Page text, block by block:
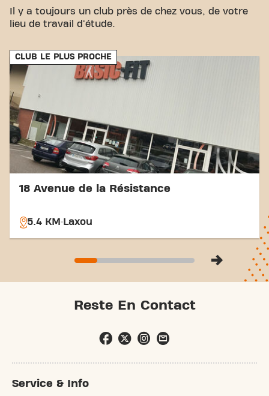
offrant des options de transport en commun
pratiques.
de transport accessibles, atteindre vos objectifs de
remise en forme n'a jamais été aussi simple. Venez
au Basic-Fit Frouard Rue du BoisFrouardet faites
partie de notre communauté fitness.
Il y a toujours un club près de chez vous, de votre
lieu de travail d'étude.
CLUB LE PLUS PROCHE
18 Avenue de la Résistance
5.4 KM Laxou
Reste En Contact
Service & Info